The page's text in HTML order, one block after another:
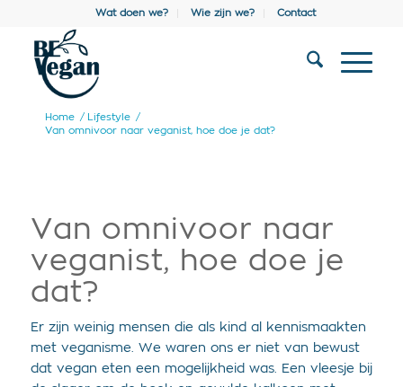
Wat doen we? Wie zijn we? Contact
Home / Lifestyle /
Van omnivoor naar veganist, hoe doe je dat?
Van omnivoor naar
veganist, hoe doe je
dat?
Er zijn weinig mensen die als kind al kennismaakten
met veganisme. We waren ons er niet van bewust
dat vegan eten een mogelijkheid was. Een vleesje bij